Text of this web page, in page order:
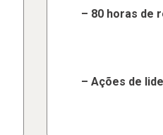
– 80 horas de
– Ações de